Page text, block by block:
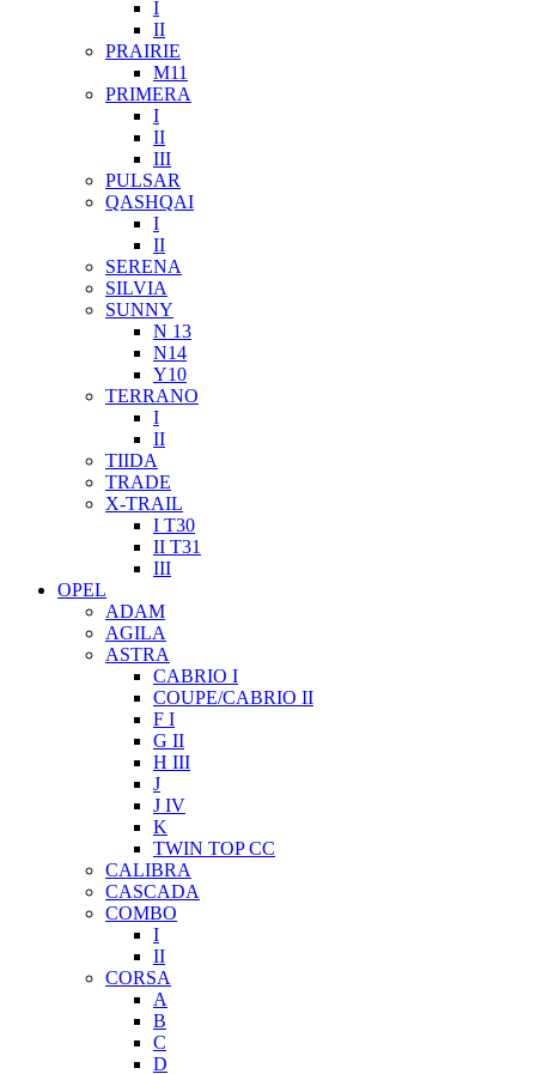
I
II
PRAIRIE
M11
PRIMERA
I
II
III
PULSAR
QASHQAI
I
II
SERENA
SILVIA
SUNNY
N 13
N14
Y10
TERRANO
I
II
TIIDA
TRADE
X-TRAIL
I T30
II T31
III
OPEL
ADAM
AGILA
ASTRA
CABRIO I
COUPE/CABRIO II
F I
G II
H III
J
J IV
K
TWIN TOP CC
CALIBRA
CASCADA
COMBO
I
II
CORSA
A
B
C
D